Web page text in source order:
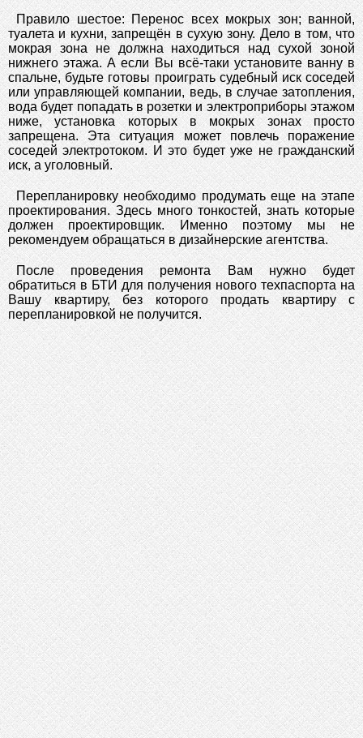
Правило шестое: Перенос всех мокрых зон; ванной,
туалета и кухни, запрещён в сухую зону. Дело в том, что
мокрая зона не должна находиться над сухой зоной
нижнего этажа. А если Вы всё-таки установите ванну в
спальне, будьте готовы проиграть судебный иск соседей
или управляющей компании, ведь, в случае затопления,
вода будет попадать в розетки и электроприборы этажом
ниже, установка которых в мокрых зонах просто
запрещена. Эта ситуация может повлечь поражение
соседей электротоком. И это будет уже не гражданский
иск, а уголовный.
Перепланировку необходимо продумать еще на этапе
проектирования. Здесь много тонкостей, знать которые
должен проектировщик. Именно поэтому мы не
рекомендуем обращаться в дизайнерские агентства.
После проведения ремонта Вам нужно будет
обратиться в БТИ для получения нового техпаспорта на
Вашу квартиру, без которого продать квартиру с
перепланировкой не получится.